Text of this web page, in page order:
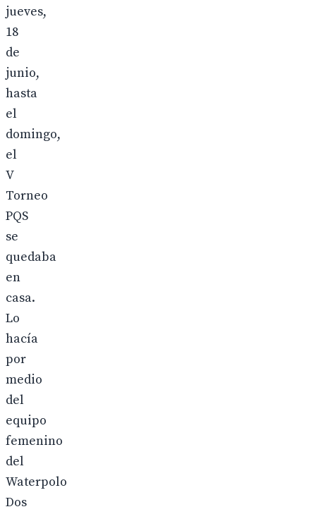
jueves,
18
de
junio,
hasta
el
domingo,
el
V
Torneo
PQS
se
quedaba
en
casa.
Lo
hacía
por
medio
del
equipo
femenino
del
Waterpolo
Dos